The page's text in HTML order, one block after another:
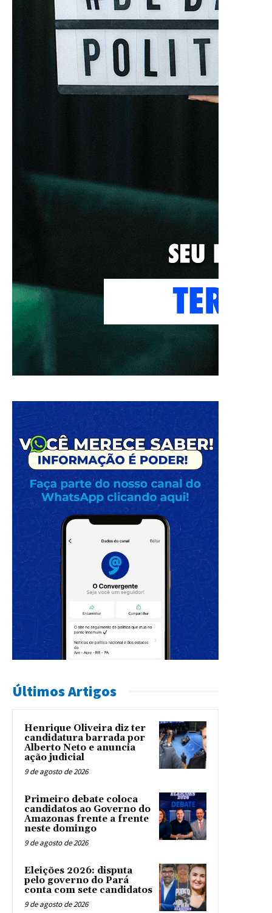
Últimos Artigos
Henrique Oliveira diz ter
candidatura barrada por
Alberto Neto e anuncia
ação judicial
9 de agosto de 2026
Primeiro debate coloca
candidatos ao Governo do
Amazonas frente a frente
neste domingo
9 de agosto de 2026
Eleições 2026: disputa
pelo governo do Pará
conta com sete candidatos
9 de agosto de 2026